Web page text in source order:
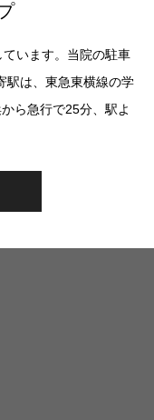
います。当院の駐車
駅は、東急東横線の学
ら急行で25分、駅よ